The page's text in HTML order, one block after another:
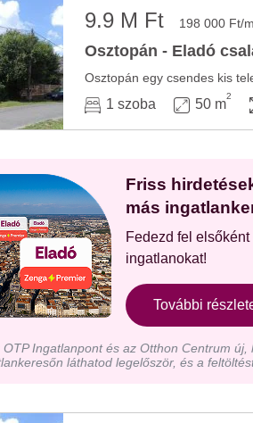
9.9 M Ft 198 000 Ft/m
Osztopán - Eladó
1 szoba 50 m
2
Friss
más
Fedezd fel
ingatlanokat!
További
OTP Ingatlanpont és az Otthon Centrum
láthatod legelőször, és a